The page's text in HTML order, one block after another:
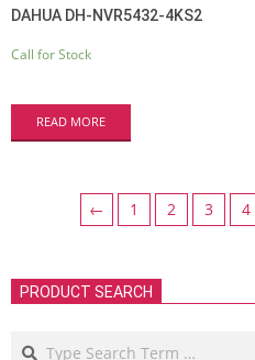
DAHUA DH-NVR5432-4KS2
Call for Stock
READ MORE
← 1 2 3 4
PRODUCT SEARCH
Search